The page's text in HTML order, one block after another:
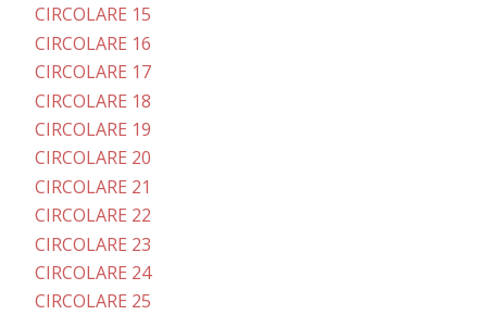
CIRCOLARE 15
CIRCOLARE 16
CIRCOLARE 17
CIRCOLARE 18
CIRCOLARE 19
CIRCOLARE 20
CIRCOLARE 21
CIRCOLARE 22
CIRCOLARE 23
CIRCOLARE 24
CIRCOLARE 25